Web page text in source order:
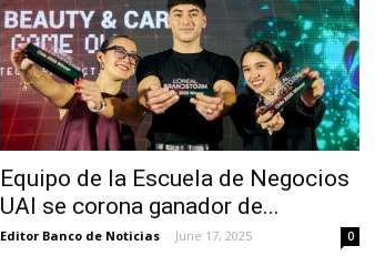
Equipo de la Escuela de Negocios
UAI se corona ganador de...
Editor Banco de Noticias - June 17, 2025 0